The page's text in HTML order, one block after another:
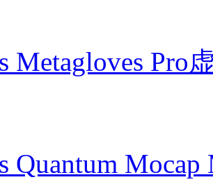
Metagloves Pro
Quantum